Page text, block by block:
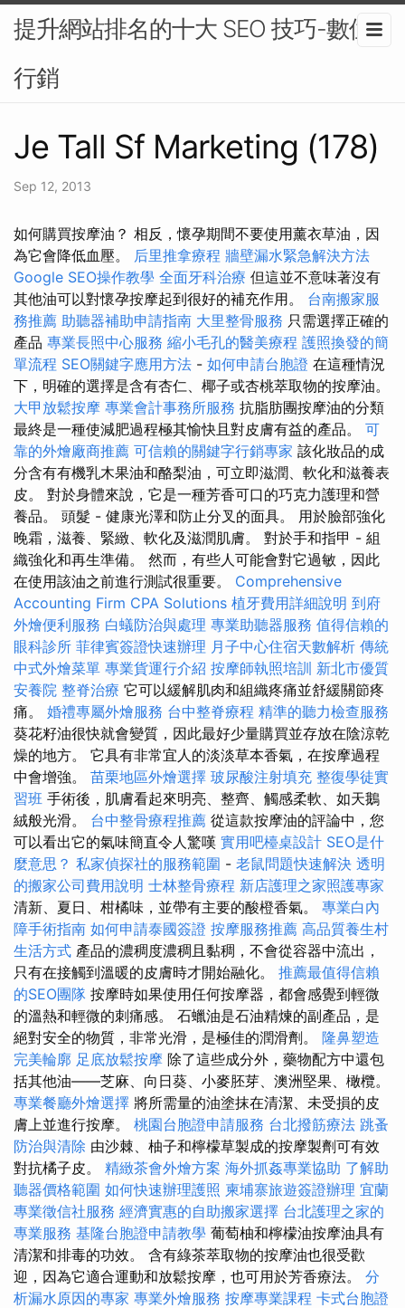
提升網站排名的十大 SEO 技巧-數位
行銷
Je Tall Sf Marketing (178)
Sep 12, 2013
如何購買按摩油？ 相反，懷孕期間不要使用薰衣草油，因
為它會降低血壓。 后里推拿療程 牆壁漏水緊急解決方法
Google SEO操作教學 全面牙科治療 但這並不意味著沒有
其他油可以對懷孕按摩起到很好的補充作用。 台南搬家服
務推薦 助聽器補助申請指南 大里整骨服務 只需選擇正確的
產品 專業長照中心服務 縮小毛孔的醫美療程 護照換發的簡
單流程 SEO關鍵字應用方法 - 如何申請台胞證 在這種情況
下，明確的選擇是含有杏仁、椰子或杏桃萃取物的按摩油。
大甲放鬆按摩 專業會計事務所服務 抗脂肪團按摩油的分類
最終是一種使減肥過程極其愉快且對皮膚有益的產品。 可
靠的外燴廠商推薦 可信賴的關鍵字行銷專家 該化妝品的成
分含有有機乳木果油和酪梨油，可立即滋潤、軟化和滋養表
皮。 對於身體來說，它是一種芳香可口的巧克力護理和營
養品。 頭髮 - 健康光澤和防止分叉的面具。 用於臉部強化
晚霜，滋養、緊緻、軟化及滋潤肌膚。 對於手和指甲 - 組
織強化和再生準備。 然而，有些人可能會對它過敏，因此
在使用該油之前進行測試很重要。 Comprehensive
Accounting Firm CPA Solutions 植牙費用詳細說明 到府
外燴便利服務 白蟻防治與處理 專業助聽器服務 值得信賴的
眼科診所 菲律賓簽證快速辦理 月子中心住宿天數解析 傳統
中式外燴菜單 專業貨運行介紹 按摩師執照培訓 新北市優質
安養院 整脊治療 它可以緩解肌肉和組織疼痛並舒緩關節疼
痛。 婚禮專屬外燴服務 台中整脊療程 精準的聽力檢查服務
葵花籽油很快就會變質，因此最好少量購買並存放在陰涼乾
燥的地方。 它具有非常宜人的淡淡草本香氣，在按摩過程
中會增強。 苗栗地區外燴選擇 玻尿酸注射填充 整復學徒實
習班 手術後，肌膚看起來明亮、整齊、觸感柔軟、如天鵝
絨般光滑。 台中整骨療程推薦 從這款按摩油的評論中，您
可以看出它的氣味簡直令人驚嘆 實用吧檯桌設計 SEO是什
麼意思？ 私家偵探社的服務範圍 - 老鼠問題快速解決 透明
的搬家公司費用說明 士林整骨療程 新店護理之家照護專家
清新、夏日、柑橘味，並帶有主要的酸橙香氣。 專業白內
障手術指南 如何申請泰國簽證 按摩服務推薦 高品質養生村
生活方式 產品的濃稠度濃稠且黏稠，不會從容器中流出，
只有在接觸到溫暖的皮膚時才開始融化。 推薦最值得信賴
的SEO團隊 按摩時如果使用任何按摩器，都會感覺到輕微
的溫熱和輕微的刺痛感。 石蠟油是石油精煉的副產品，是
絕對安全的物質，非常光滑，是極佳的潤滑劑。 隆鼻塑造
完美輪廓 足底放鬆按摩 除了這些成分外，藥物配方中還包
括其他油——芝麻、向日葵、小麥胚芽、澳洲堅果、橄欖。
專業餐廳外燴選擇 將所需量的油塗抹在清潔、未受損的皮
膚上並進行按摩。 桃園台胞證申請服務 台北撥筋療法 跳蚤
防治與清除 由沙棘、柚子和檸檬草製成的按摩製劑可有效
對抗橘子皮。 精緻茶會外燴方案 海外抓姦專業協助 了解助
聽器價格範圍 如何快速辦理護照 柬埔寨旅遊簽證辦理 宜蘭
專業徵信社服務 經濟實惠的自助搬家選擇 台北護理之家的
專業服務 基隆台胞證申請教學 葡萄柚和檸檬油按摩油具有
清潔和排毒的功效。 含有綠茶萃取物的按摩油也很受歡
迎，因為它適合運動和放鬆按摩，也可用於芳香療法。 分
析漏水原因的專家 專業外燴服務 按摩專業課程 卡式台胞證